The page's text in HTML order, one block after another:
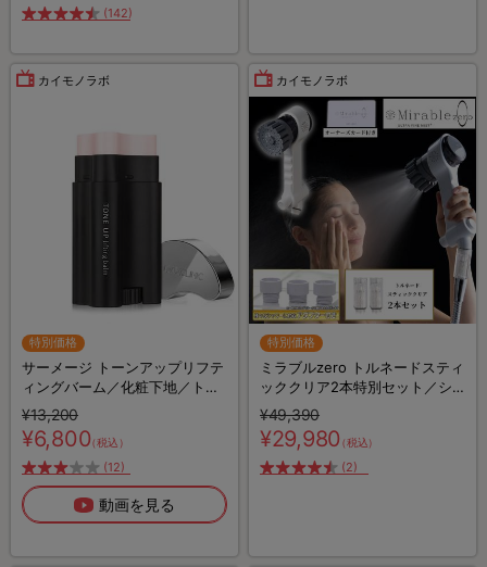
(142)
カイモノラボ
特別価格
サーメージ トーンアップリフテ
ィングバーム／化粧下地／トー
ンアップ下地
¥13,200
¥6,800（税込）
(12)
動画を見る
カイモノラボ
特別価格
ミラブルzero トルネードスティ
ッククリア2本特別セット／シ
ャワーヘッド
¥49,390
¥29,980（税込）
(2)